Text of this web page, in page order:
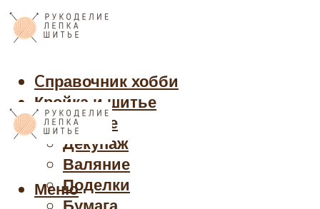
Cправочник хобби
Кройка и шитье
Рукоделие
Декупаж
Валяние
Поделки
Меню